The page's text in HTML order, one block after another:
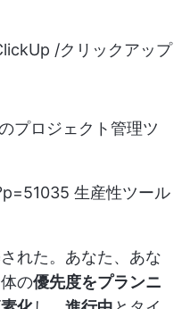
/クリックアップ
プロジェクト管理ツ
生産性ツール
れた。あなた、あな
の優先度をプランニ